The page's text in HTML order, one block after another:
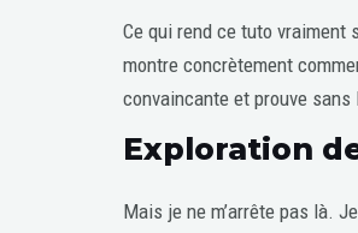
Ce qui rend ce tuto vraiment
montre concrètement
convaincante et prouve sans
Exploration
Mais je ne m’arrête pas là.